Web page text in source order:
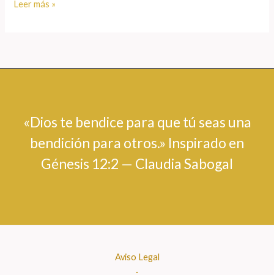
Leer más »
«Dios te bendice para que tú seas una
bendición para otros.» Inspirado en
Génesis 12:2 — Claudia Sabogal
Aviso Legal
·